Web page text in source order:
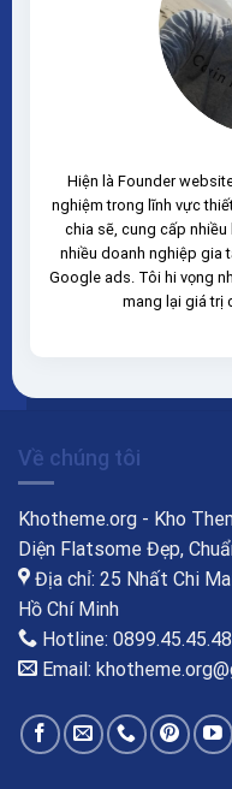
Hiện là Founder
nghiệm trong lĩnh vực
chia sẽ, cung cấp
nhiều doanh nghiệp gia
Google ads. Tôi hi vọng
mang lại giá trị
Về chúng tôi
Khotheme.org - Kho
Diện Flatsome Đẹp,
Địa chỉ: 25 Nhất Chi
Hồ Chí Minh
Hotline: 0899.45.45.48
Email: